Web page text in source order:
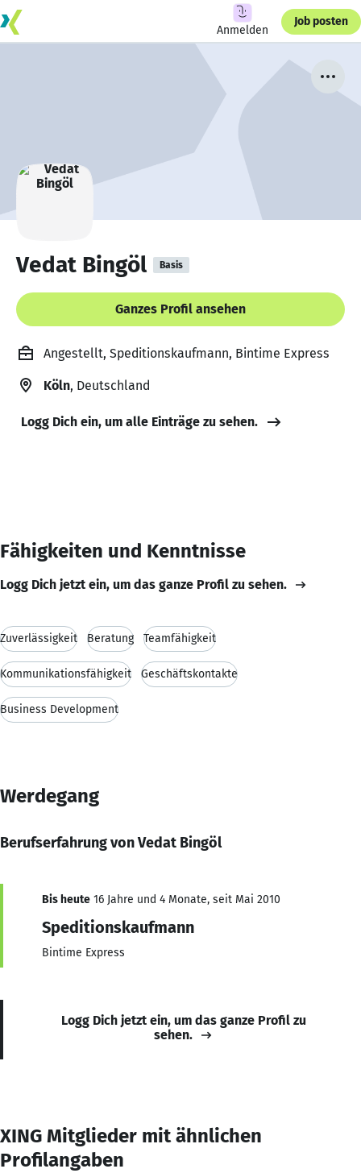
Anmelden
Job posten
Vedat Bingöl Basis
Ganzes Profil ansehen
Angestellt, Speditionskaufmann, Bintime Express
Köln, Deutschland
Logg Dich ein, um alle Einträge zu sehen.
Fähigkeiten und Kenntnisse
Logg Dich jetzt ein, um das ganze Profil zu sehen.
Zuverlässigkeit Beratung Teamfähigkeit
Kommunikationsfähigkeit Geschäftskontakte
Business Development
Werdegang
Berufserfahrung von Vedat Bingöl
Bis heute 16 Jahre und 4 Monate, seit Mai 2010
Speditionskaufmann
Bintime Express
Logg Dich jetzt ein, um das ganze Profil zu
sehen.
XING Mitglieder mit ähnlichen
Profilangaben